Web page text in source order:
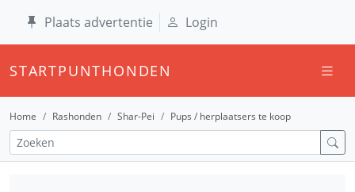
Plaats advertentie Login
STARTPUNTHONDEN
Home Rashonden Shar-Pei Pups / herplaatsers te koop